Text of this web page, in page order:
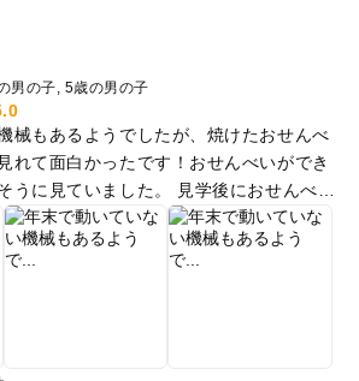
男の子 5歳の男の子
械もあるようでしたが、焼けたおせんべ
れて面白かったです！おせんべいができ
うに見ていました。 見学後におせんべい
が、ペラペラのおせんべいのもとがぷく
がとても楽しかったようです。 オランダ
ーも可愛い♡パッケージの顔ハメ、トリ